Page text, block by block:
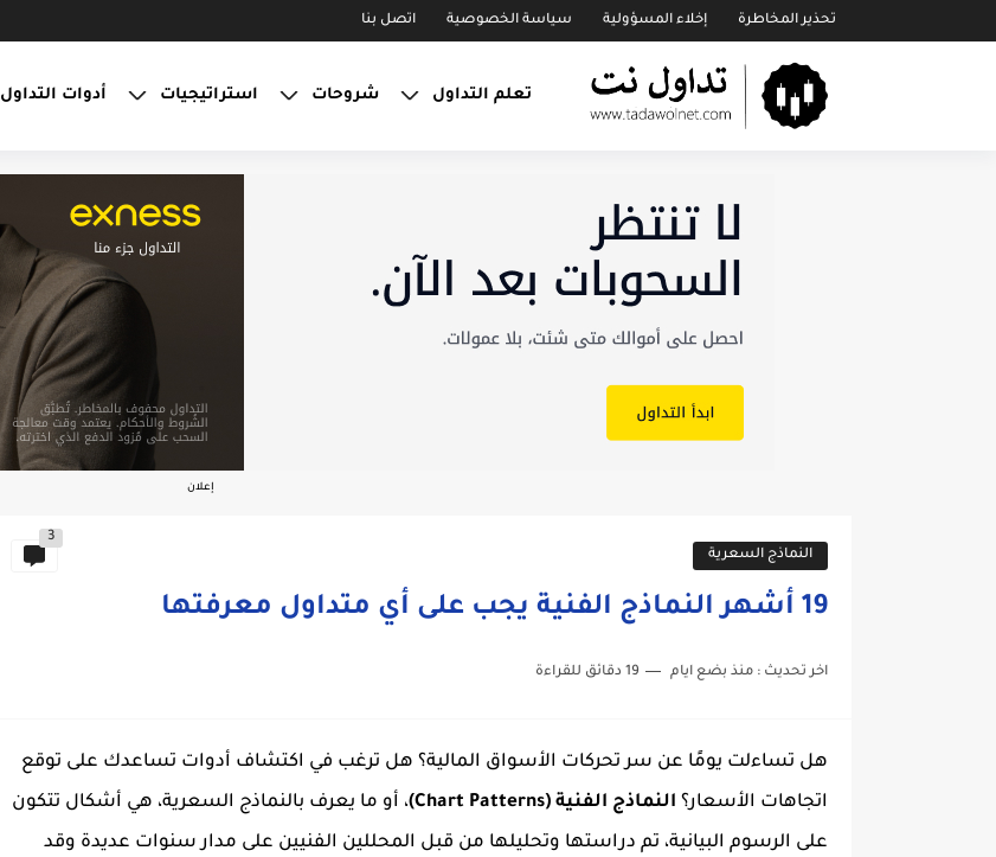
تحذير المخاطرة إخلاء المسؤولية سياسة الخصوصية اتصل بنا
تعلم التداول شروحات استراتيجيات أدوات التداول
إعلان
النماذج السعرية
3
19 أشهر النماذج الفنية يجب على أي متداول معرفتها
اخر تحديث : منذ بضع ايام 19 دقائق للقراءة
هل تساءلت يومًا عن سر تحركات الأسواق المالية؟ هل ترغب في اكتشاف أدوات تساعدك على توقع
اتجاهات الأسعار؟ النماذج الفنية (Chart Patterns)
، أو ما يعرف بالنماذج السعرية، هي أشكال تتكون
على الرسوم البيانية، تم دراستها وتحليلها من قبل المحللين الفنيين على مدار سنوات عديدة وقد